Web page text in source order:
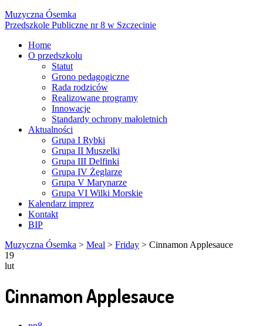
Muzyczna Ósemka
Przedszkole Publiczne nr 8 w Szczecinie
Home
O przedszkolu
Statut
Grono pedagogiczne
Rada rodziców
Realizowane programy
Innowacje
Standardy ochrony małoletnich
Aktualności
Grupa I Rybki
Grupa II Muszelki
Grupa III Delfinki
Grupa IV Żeglarze
Grupa V Marynarze
Grupa VI Wilki Morskie
Kalendarz imprez
Kontakt
BIP
Muzyczna Ósemka > Meal > Friday > Cinnamon Applesauce
19
lut
Cinnamon Applesauce